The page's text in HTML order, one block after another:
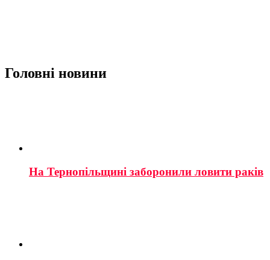
Головні новини
На Тернопільщині заборонили ловити раків